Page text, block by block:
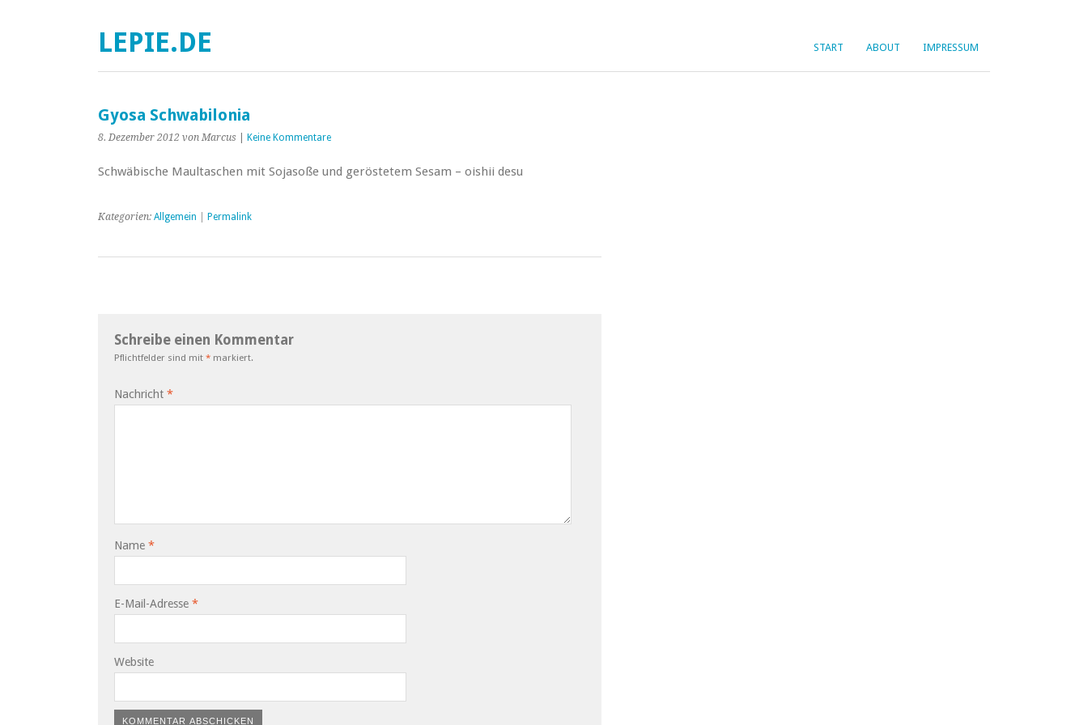
START ABOUT IMPRESSUM
LEPIE.DE
Gyosa Schwabilonia
8. Dezember 2012 von Marcus Keine Kommentare
Schwäbische Maultaschen mit Sojasoße und geröstetem Sesam – oishii desu
Kategorien: Allgemein Permalink
Schreibe einen Kommentar
Pflichtfelder sind mit * markiert.
Nachricht *
Name *
E-Mail-Adresse *
Website